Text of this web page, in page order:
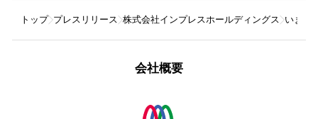
トップ プレスリリース 株式会社インプレスホールディングス いま話
会社概要